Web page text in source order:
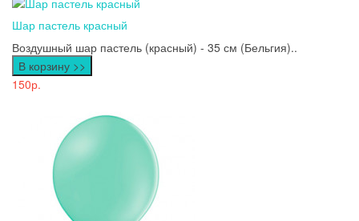
Шар пастель красный
Воздушный шар пастель (красный) - 35 см (Бельгия)..
В корзину >>
150р.